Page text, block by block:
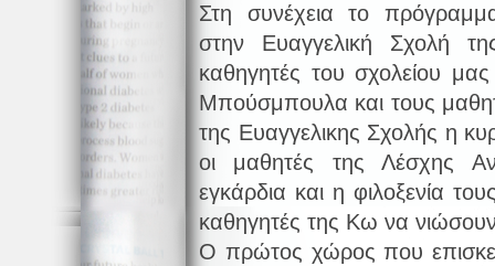
Στη συνέχεια το
στην Ευαγγελική Σχολή
καθηγητές του σχολείου
Μπούσμπουλα και τους
της Ευαγγελικης Σχολής η
οι μαθητές της Λέσχης
εγκάρδια και η φιλοξενία
καθηγητές της Κω να
Ο πρώτος χώρος που